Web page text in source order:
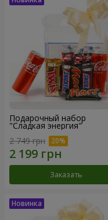
Подарочный набор
"Сладкая энергия"
2 749 грн
Заказать